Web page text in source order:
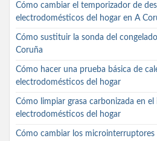
Cómo cambiar el temporizador de
electrodomésticos del hogar en A
Cómo sustituir la sonda del
Coruña
Cómo hacer una prueba básica de
electrodomésticos del hogar
Cómo limpiar grasa carbonizada en
electrodomésticos del hogar
Cómo cambiar los microinterruptores